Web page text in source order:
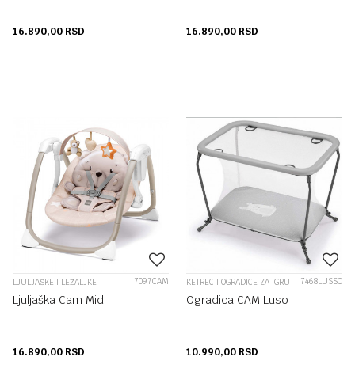
16.890,00 RSD 16.890,00 RSD
LJULJAŠKE I LEŽALJKE 7097CAM
Ljuljaška Cam Midi
16.890,00 RSD
KETREC I OGRADICE ZA IGRU 7468LUSSO
Ogradica CAM Luso
10.990,00 RSD